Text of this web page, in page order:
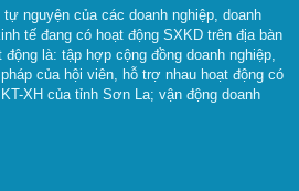
nguyện của các doanh nghiệp, doanh
tế đang có hoạt động SXKD trên địa bàn
là: tập hợp cộng đồng doanh nghiệp,
của hội viên, hỗ trợ nhau hoạt động có
XH của tỉnh Sơn La; vận động doanh